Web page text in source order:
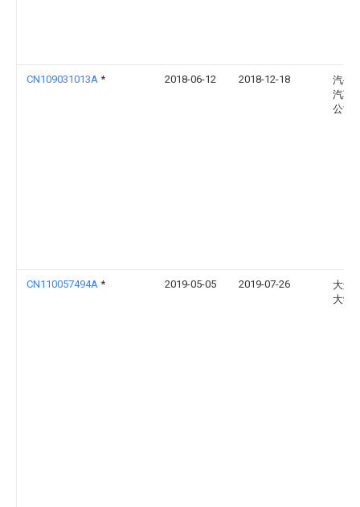
CN109031013A * 2018-06-12 2018-12-18
汽-大
汽车
公司
CN110057494A * 2019-05-05 2019-07-26
大连
大学